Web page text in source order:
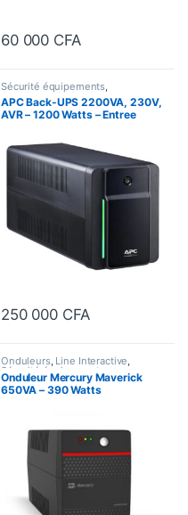
60 000 CFA
Sécurité équipements
Onduleurs , Online
APC Back-UPS 2200VA, 230V,
AVR – 1200 Watts – Entree
60320 C13
250 000 CFA
Onduleurs, Line Interactive,
Sécurité équipements
Onduleur Mercury Maverick
650VA – 390 Watts